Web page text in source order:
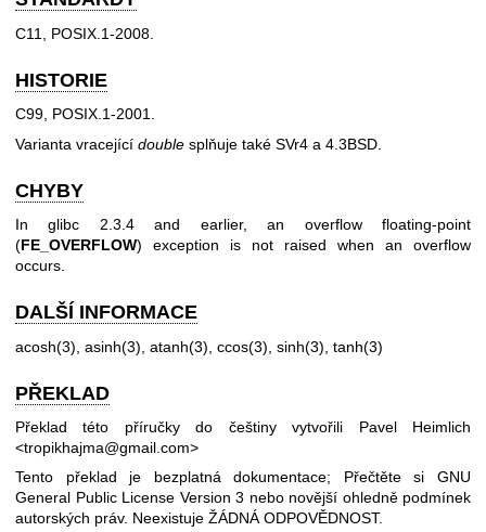
C11, POSIX.1-2008.
HISTORIE
C99, POSIX.1-2001.
Varianta vracející double splňuje také SVr4 a 4.3BSD.
CHYBY
In glibc 2.3.4 and earlier, an overflow floating-point
(FE_OVERFLOW) exception is not raised when an overflow
occurs.
DALŠÍ INFORMACE
acosh(3) asinh(3) atanh(3) ccos(3) sinh(3) tanh(3)
PŘEKLAD
Překlad této příručky do češtiny vytvořili Pavel Heimlich
<tropikhajma@gmail.com>
Tento překlad je bezplatná dokumentace; Přečtěte si GNU
General Public License Version 3 nebo novější ohledně podmínek
autorských práv. Neexistuje ŽÁDNÁ ODPOVĚDNOST.